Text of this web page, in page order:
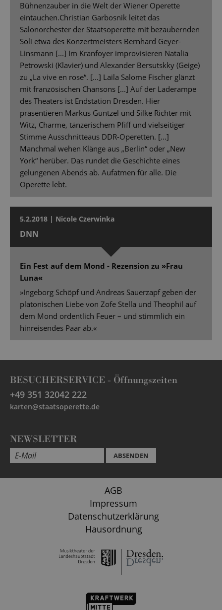
Bühnenzauber in die Welt der Wiener Operette
eintauchen.Christian Garbosnik leitet das
Salonorchester der Staatsoperette mit bezaubernden
Soli etwa des Konzertmeisters Bernhard Geyer-
Linsmann [...] Im Kranfoyer improvisieren Natalia
Petrowski (Klavier) und Alexander Bersutskky (Geige)
zu „La vive en rose“. [...] Laila Salome Fischer glänzt
mit französischen Chansons [...] Auf der Laderampe
des Theaters ist Endstation Dresden. Hier
präsentieren Markus Güntzel und Silke Richter mit
Witz, Charme, tänzerischem Pfiff und vielseitiger
Stimme Ausschnitteaus DDR-Operetten. [...]
Manchmal wehen Klänge aus „Berlin“ oder „New
York“ herüber. Das rundet die Geschichte eines
gelungenen Abends ab. Aufatmen für alle. Die
Operette lebt.
5.2.2018 | Nicole Czerwinka
DNN
Ein Fest auf dem Mond - Rezension zu »Frau
Luna«
»Ingeborg Schöpf und Andreas Sauerzapf geben der
platonischen Liebe von Zofe Stella und Theophil auf
dem Mond ordentlich Feuer – und stimmlich ein
hinreisendes Paar ab.«
BESUCHERSERVICE - Öffnungszeiten
+49 351 32042 222
karten@staatsoperette.de
NEWSLETTER
ABSENDEN
AGB
Impressum
Datenschutzerklärung
Hausordnung